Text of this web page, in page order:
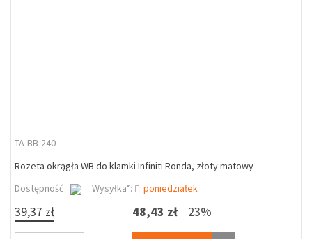
TA-BB-240
Rozeta okrągła WB do klamki Infiniti Ronda, złoty matowy
Dostępność
Wysyłka*: poniedziałek
39,37 zł 48,43 zł 23%